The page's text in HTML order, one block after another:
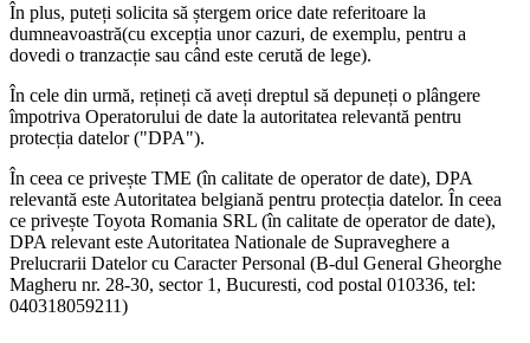
În plus, puteți solicita să ștergem orice date referitoare la
dumneavoastră(cu excepția unor cazuri, de exemplu, pentru a
dovedi o tranzacție sau când este cerută de lege).
În cele din urmă, rețineți că aveți dreptul să depuneți o plângere
împotriva Operatorului de date la autoritatea relevantă pentru
protecția datelor ("DPA").
În ceea ce privește TME (în calitate de operator de date), DPA
relevantă este Autoritatea belgiană pentru protecția datelor. În ceea
ce privește Toyota Romania SRL (în calitate de operator de date),
DPA relevant este Autoritatea Nationale de Supraveghere a
Prelucrarii Datelor cu Caracter Personal (B-dul General Gheorghe
Magheru nr. 28-30, sector 1, Bucuresti, cod postal 010336, tel:
040318059211)